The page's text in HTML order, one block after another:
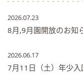
2026.07.23
8月,9月園開放のお知
2026.06.17
7月11日（土）年少入